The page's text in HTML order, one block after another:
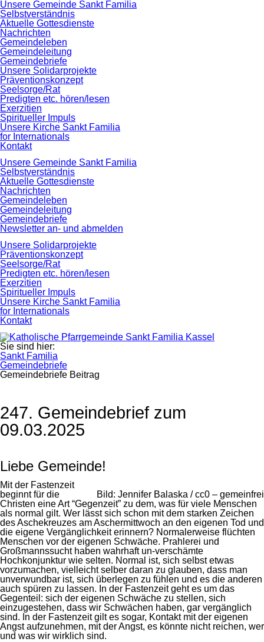
Navigation
überspringen
Unsere Gemeinde Sankt Familia
Selbstverständnis
Aktuelle Gottesdienste
Nachrichten
Gemeindeleben
Gemeindeleitung
Gemeindebriefe
Unsere Solidarprojekte
Präventionskonzept
Seelsorge/Rat
Predigten etc. hören/lesen
Exerzitien
Spiritueller Impuls
Unsere Kirche Sankt Familia
for Internationals
Kontakt
Navigation
überspringen
Unsere Gemeinde Sankt Familia
Selbstverständnis
Aktuelle Gottesdienste
Nachrichten
Gemeindeleben
Gemeindeleitung
Gemeindebriefe
Newsletter an- und abmelden
Unsere Solidarprojekte
Präventionskonzept
Seelsorge/Rat
Predigten etc. hören/lesen
Exerzitien
Spiritueller Impuls
Unsere Kirche Sankt Familia
for Internationals
Kontakt
Sie sind hier:
Sankt Familia
Gemeindebriefe
Gemeindebriefe Beitrag
247. Gemeindebrief zum
09.03.2025
Liebe Gemeinde!
Bild: Jennifer Balaska / cc0 – gemeinfrei
Mit der Fastenzeit
beginnt für die
Christen eine Art “Gegenzeit” zu dem, was für viele Menschen
als normal gilt. Wer lässt sich schon mit dem starken Zeichen
des Aschekreuzes am Aschermittwoch an den eigenen Tod und
die eigene Vergänglichkeit erinnern? Normalerweise flüchten
Menschen vor der eigenen Schwäche. Prahlerei und
Großmannssucht haben wahrhaft un-verschämte
Hochkonjunktur wie selten. Normal ist, sich selbst etwas
vorzumachen, vielleicht selber daran zu glauben, dass man
unverwundbar ist, sich überlegen zu fühlen und es die anderen
auch spüren zu lassen. In der Fastenzeit geht es um das
Gegenteil: sich der eigenen Schwäche zu stellen, sich
einzugestehen, dass wir Schwächen haben, gar vergänglich
sind. In der Fastenzeit gilt es sogar, Kontakt mit der eigenen
Angst aufzunehmen, mit der Angst, es könnte nicht reichen, wer
und was wir wirklich sind.